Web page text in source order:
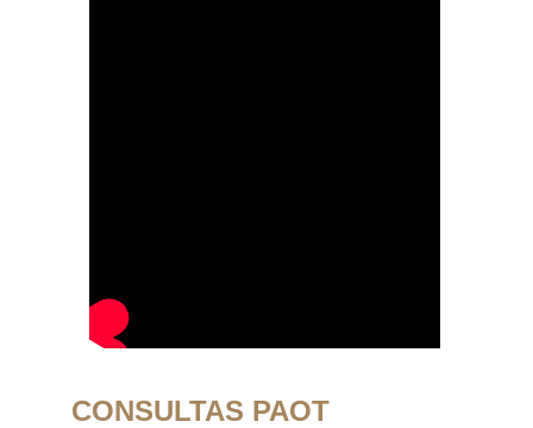
CONSULTAS PAOT